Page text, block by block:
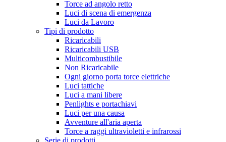
Torce ad angolo retto
Luci di scena di emergenza
Luci da Lavoro
Tipi di prodotto
Ricaricabili
Ricaricabili USB
Multicombustibile
Non Ricaricabile
Ogni giorno porta torce elettriche
Luci tattiche
Luci a mani libere
Penlights e portachiavi
Luci per una causa
Avventure all'aria aperta
Torce a raggi ultravioletti e infrarossi
Serie di prodotti